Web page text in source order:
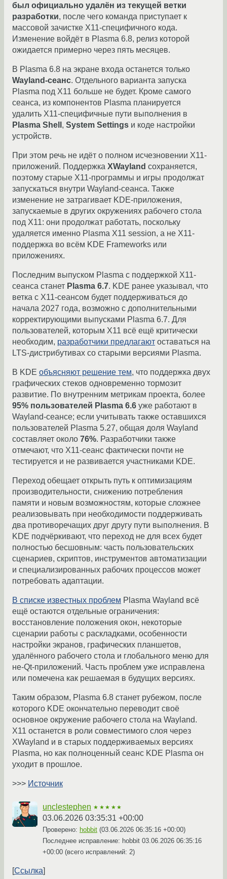
был официально удалён из текущей ветки
разработки, после чего команда приступает к
массовой зачистке X11-специфичного кода.
Изменение войдёт в Plasma 6.8, релиз которой
ожидается примерно через пять месяцев.
В Plasma 6.8 на экране входа останется только
Wayland-сеанс. Отдельного варианта запуска
Plasma под X11 больше не будет. Кроме самого
сеанса, из компонентов Plasma планируется
удалить X11-специфичные пути выполнения в
Plasma Shell , System Settings и коде настройки
устройств.
При этом речь не идёт о полном исчезновении X11-
приложений. Поддержка XWayland сохраняется,
поэтому старые X11-программы и игры продолжат
запускаться внутри Wayland-сеанса. Также
изменение не затрагивает KDE-приложения,
запускаемые в других окружениях рабочего стола
под X11: они продолжат работать, поскольку
удаляется именно Plasma X11 session, а не X11-
поддержка во всём KDE Frameworks или
приложениях.
Последним выпуском Plasma с поддержкой X11-
сеанса станет Plasma 6.7. KDE ранее указывал, что
ветка с X11-сеансом будет поддерживаться до
начала 2027 года, возможно с дополнительными
корректирующими выпусками Plasma 6.7. Для
пользователей, которым X11 всё ещё критически
необходим, разработчики предлагают оставаться на
LTS-дистрибутивах со старыми версиями Plasma.
В KDE объясняют решение тем, что поддержка двух
графических стеков одновременно тормозит
развитие. По внутренним метрикам проекта, более
95% пользователей Plasma 6.6 уже работают в
Wayland-сеансе; если учитывать также оставшихся
пользователей Plasma 5.27, общая доля Wayland
составляет около 76%. Разработчики также
отмечают, что X11-сеанс фактически почти не
тестируется и не развивается участниками KDE.
Переход обещает открыть путь к оптимизациям
производительности, снижению потребления
памяти и новым возможностям, которые сложнее
реализовывать при необходимости поддерживать
два противоречащих друг другу пути выполнения. В
KDE подчёркивают, что переход не для всех будет
полностью бесшовным: часть пользовательских
сценариев, скриптов, инструментов автоматизации
и специализированных рабочих процессов может
потребовать адаптации.
В списке известных проблем Plasma Wayland всё
ещё остаются отдельные ограничения:
восстановление положения окон, некоторые
сценарии работы с раскладками, особенности
настройки экранов, графических планшетов,
удалённого рабочего стола и глобального меню для
не-Qt-приложений. Часть проблем уже исправлена
или помечена как решаемая в будущих версиях.
Таким образом, Plasma 6.8 станет рубежом, после
которого KDE окончательно переводит своё
основное окружение рабочего стола на Wayland.
X11 останется в роли совместимого слоя через
XWayland и в старых поддерживаемых версиях
Plasma, но как полноценный сеанс KDE Plasma он
уходит в прошлое.
>>> Источник
unclestephen ★★★★★
03.06.2026 03:35:31 +00:00
Проверено: hobbit (03.06.2026 06:35:16 +00:00)
Последнее исправление: hobbit 03.06.2026 06:35:16
+00:00 (всего исправлений: 2)
Ссылка